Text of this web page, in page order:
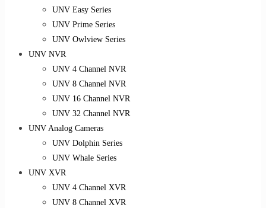
UNV Easy Series
UNV Prime Series
UNV Owlview Series
UNV NVR
UNV 4 Channel NVR
UNV 8 Channel NVR
UNV 16 Channel NVR
UNV 32 Channel NVR
UNV Analog Cameras
UNV Dolphin Series
UNV Whale Series
UNV XVR
UNV 4 Channel XVR
UNV 8 Channel XVR